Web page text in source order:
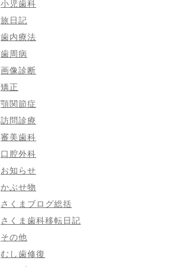
小児歯科
旅日記
歯内療法
歯周病
画像診断
矯正
顎関節症
訪問診療
審美歯科
口腔外科
お知らせ
かぶせ物
さくまブログ総括
さくま歯科移転日記
その他
むし歯修復